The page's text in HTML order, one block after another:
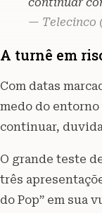
— Telecinco
A turnê em
Com datas
medo do entorno
continuar,
O grande teste
três
do Pop” em sua